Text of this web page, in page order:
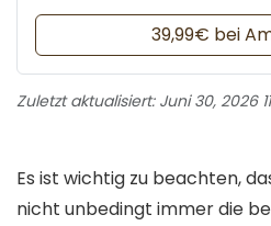
39,99€ bei
Zuletzt aktualisiert: Juni 30, 2026
Es ist wichtig zu beachten,
nicht unbedingt immer die